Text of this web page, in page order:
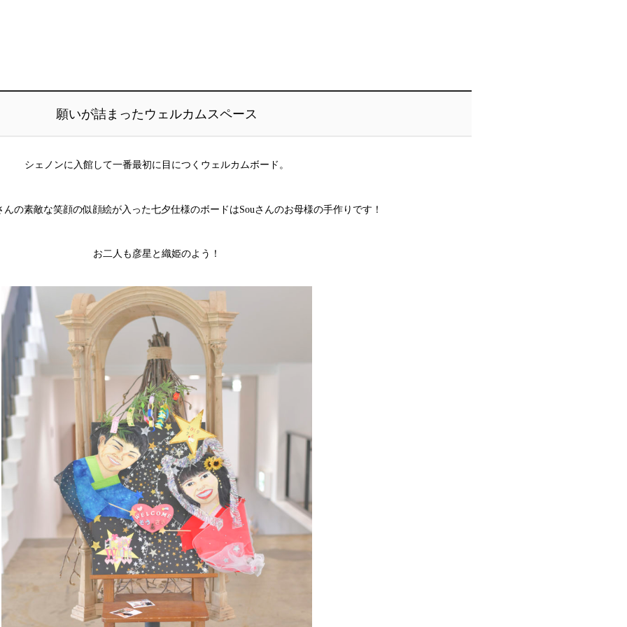
願いが詰まったウェルカムスペース
シェノンに入館して一番最初に目につくウェルカムボード。
んの素敵な笑顔の似顔絵が入った七夕仕様のボードはSouさんのお母様の手作りです！
お二人も彦星と織姫のよう！